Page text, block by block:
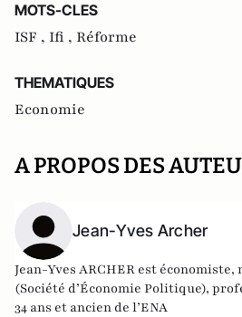
MOTS-CLES
ISF , Ifi , Réforme
THEMATIQUES
Economie
A PROPOS DES
Jean-Yves Archer
Jean-Yves ARCHER est économiste,
(Société d’Économie Politique),
34 ans et ancien de l’ENA